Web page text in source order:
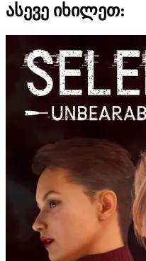
ასევე იხილეთ: